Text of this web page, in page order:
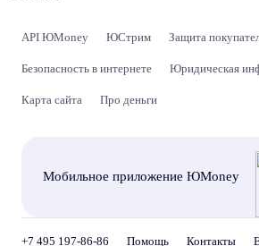
API ЮMoney ЮСтрим Защита
Безопасность в интернете Юридическая
Карта сайта Про деньги
Мобильное приложение ЮMoney
+7 495 197-86-86 Помощь Контакты